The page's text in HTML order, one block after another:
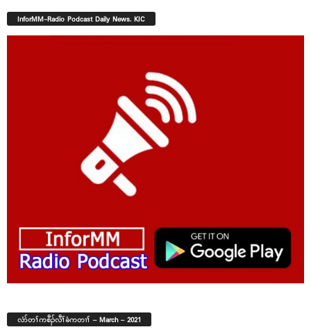
InforMM-Radio Podcast Daily News. KIC
လံာ်တၢ်ကစီၣ်လီၢ်ခံကတၢၢ် – March – 2021